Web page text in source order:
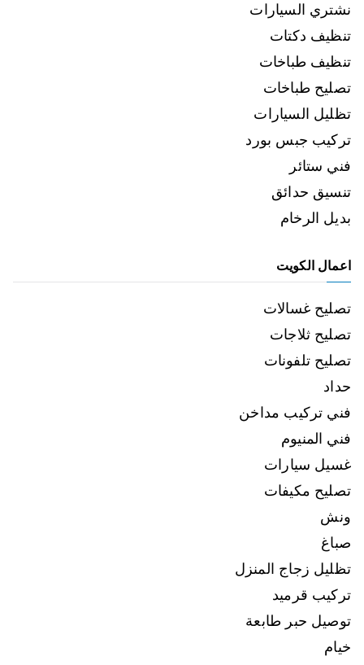
نشتري السيارات
تنظيف دكتات
تنظيف طباخات
تصليح طباخات
تظليل السيارات
تركيب جبس بورد
فني ستائر
تنسيق حدائق
بديل الرخام
اعمال الكويت
تصليح غسالات
تصليح ثلاجات
تصليح تلفونات
حداد
فني تركيب مداخن
فني المنيوم
غسيل سيارات
تصليح مكيفات
ونش
صباغ
تظليل زجاج المنزل
تركيب قرميد
توصيل حبر طابعة
خيام